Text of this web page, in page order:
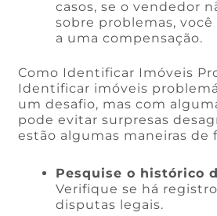
casos, se o vendedor
sobre problemas,
a uma compensação.
Como Identificar Imóveis
Identificar imóveis
um desafio, mas com
pode evitar surpresas
estão algumas maneiras de
Pesquise o histórico
Verifique se há
disputas legais.